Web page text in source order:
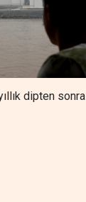
dipten sonra